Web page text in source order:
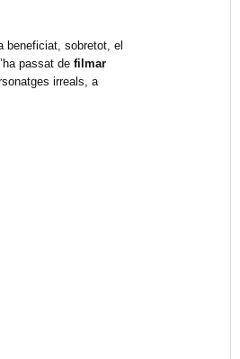
beneficiat, sobretot, el
passat defilmar
irreals, a